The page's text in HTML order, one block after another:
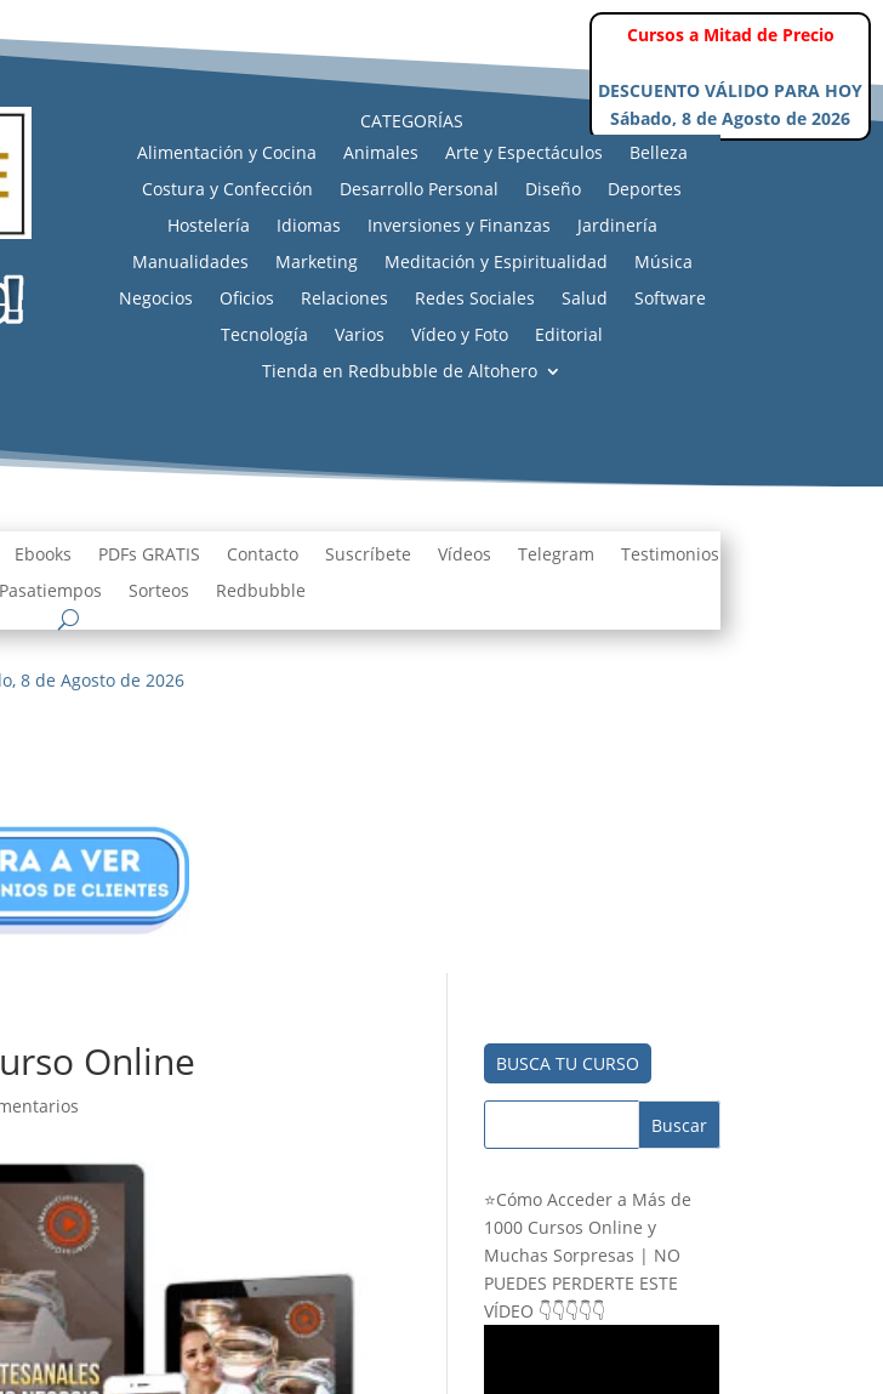
CATEGORÍAS
Alimentación y Cocina
Animales Arte y Espectáculos
Belleza
Costura y Confección
Desarrollo Personal Diseño
Deportes
Hostelería
Idiomas Inversiones y Finanzas
Jardinería
Manualidades
Marketing Meditación y Espiritualidad
Música
Negocios
Oficios Relaciones Redes Sociales Salud
Software
Tecnología
Varios Vídeo y Foto
Editorial
Tienda en Redbubble de Altohero
Ebooks PDFs GRATIS Contacto Suscríbete Vídeos Telegram
Testimonios
Pasatiempos Sorteos Redbubble
8 de Agosto de 2026
Online BUSCA TU CURSO
⭐Cómo Acceder a Más de
1000 Cursos Online y
Muchas Sorpresas | NO
PUEDES PERDERTE ESTE
VÍDEO 👇👇👇👇👇